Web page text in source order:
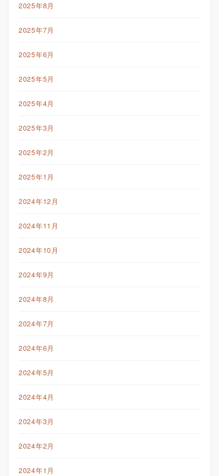
2025年8月
2025年7月
2025年6月
2025年5月
2025年4月
2025年3月
2025年2月
2025年1月
2024年12月
2024年11月
2024年10月
2024年9月
2024年8月
2024年7月
2024年6月
2024年5月
2024年4月
2024年3月
2024年2月
2024年1月